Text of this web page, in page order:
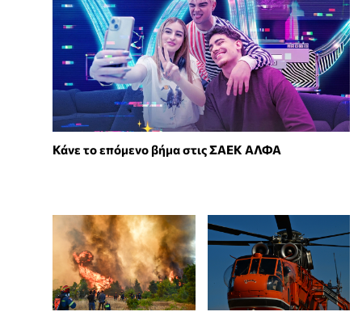
Κάνε το επόμενο βήμα στις ΣΑΕΚ ΑΛΦΑ